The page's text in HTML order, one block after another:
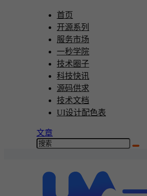
首页
开源系列
服务市场
一秒学院
技术圈子
科技快讯
源码供求
技术文档
UI设计配色表
文章